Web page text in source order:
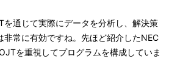
通じて実際にデータを分析し、解決策
非常に有効ですね。先ほど紹介したNEC
を重視してプログラムを構成していま